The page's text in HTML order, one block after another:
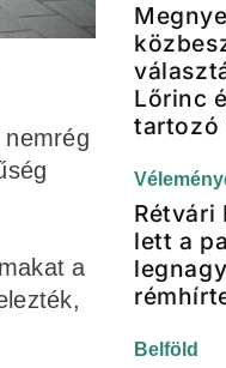
a
Lőrinc
tartozó
Rétvári
lett a
Belföld